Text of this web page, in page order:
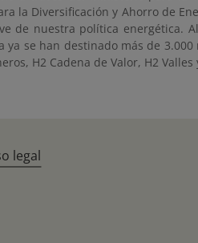
la Diversificación y Ahorro de
de nuestra política energética.
ya se han destinado más de
H2 Cadena de Valor, H2 Valles
legal